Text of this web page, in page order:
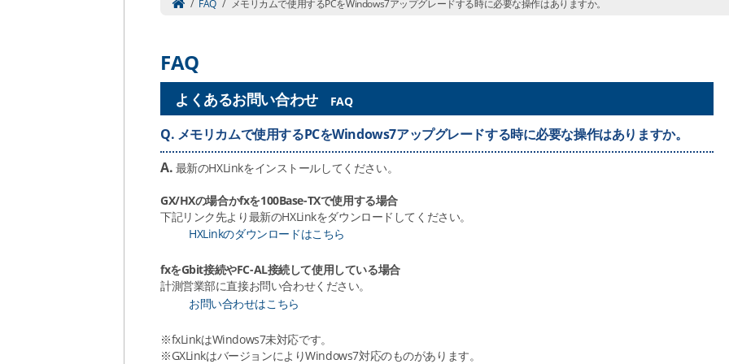
/ FAQ / メモリカムで使用するPCをWindows7アップグレードする時に必要な操作はありますか。
FAQ
よくあるお問い合わせ FAQ
Q. メモリカムで使用するPCをWindows7アップグレードする時に必要な操作はありますか。
A. 最新のHXLinkをインストールしてください。
GX/HXの場合かfxを100Base-TXで使用する場合
下記リンク先より最新のHXLinkをダウンロードしてください。
HXLinkのダウンロードはこちら
fxをGbit接続やFC-AL接続して使用している場合
計測営業部に直接お問い合わせください。
お問い合わせはこちら
※fxLinkはWindows7未対応です。
※GXLinkはバージョンによりWindows7対応のものがあります。